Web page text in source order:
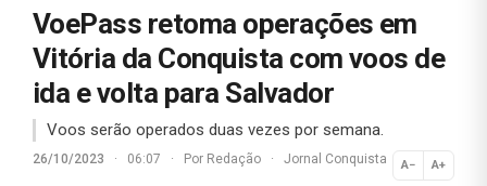
VoePass retoma operações em
Vitória da Conquista com voos de
ida e volta para Salvador
Voos serão operados duas vezes por semana.
26/10/2023 · 06:07 · Por Redação · Jornal Conquista A− A+
Normal